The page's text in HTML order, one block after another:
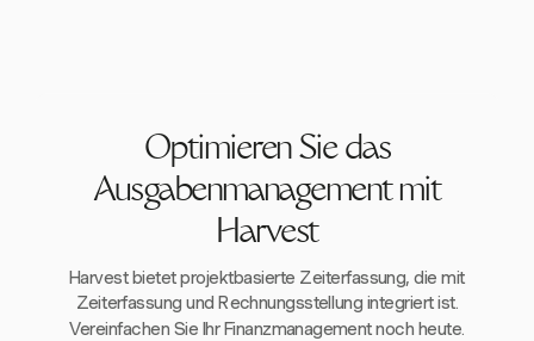
Optimieren Sie das
Ausgabenmanagement mit
Harvest
Harvest bietet projektbasierte Zeiterfassung, die mit
Zeiterfassung und Rechnungsstellung integriert ist.
Vereinfachen Sie Ihr Finanzmanagement noch heute.